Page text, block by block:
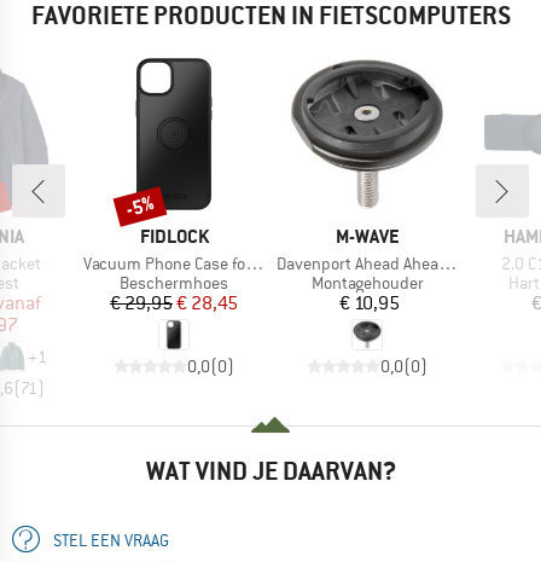
FAVORIETE PRODUCTEN IN FIETSCOMPUTERS
prijs
+1
(71)
MERK
FIDLOCK
Artikel
Vacuum Phone Case for iPhone 15 Plus
Productgroep
Beschermhoes
Prijs
€ 29,95Verlaagde prijs
€ 28,45
0,0(0)
Korting
-5%
MERK
M-WAVE
Artikel
Davenport Ahead Ahead Kappe
Productgroep
Montagehouder
Prijs
€ 10,95
0,0(0)
2.0
WAT VIND JE DAARVAN?
STEL EEN VRAAG